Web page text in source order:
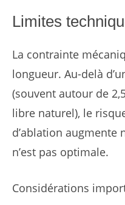
Limites
La contrainte
longueur. Au-delà
(souvent autour de
libre naturel), le
d’ablation
n’est pas optimale.
Considérations